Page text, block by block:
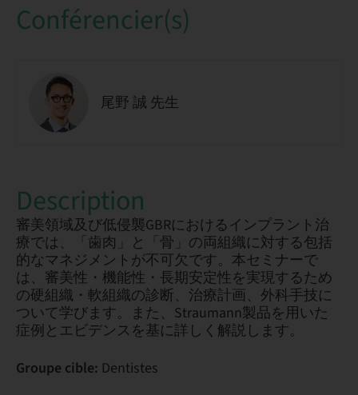
Conférencier(s)
尾野 誠 先生
Description
審美領域及び低侵襲GBRにおけるインプラント治
療では、「歯肉」と「骨」の両組織に対する包括
的なマネジメントが不可欠です。本セミナーで
は、審美性・機能性・長期安定性を実現するため
の硬組織・軟組織の診断、治療計画、外科手技に
ついて学びます。また、Straumann製品を用いた
症例とエビデンスを基に詳しく解説します。
Groupe cible: Dentistes